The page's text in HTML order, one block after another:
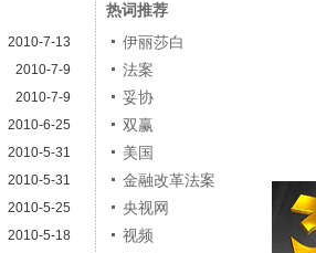
2010-7-13
2010-7-9
2010-7-9
2010-6-25
2010-5-31
2010-5-31
2010-5-25
2010-5-18
热词推荐
伊丽莎白
法案
妥协
双赢
美国
金融改革法案
央视网
视频